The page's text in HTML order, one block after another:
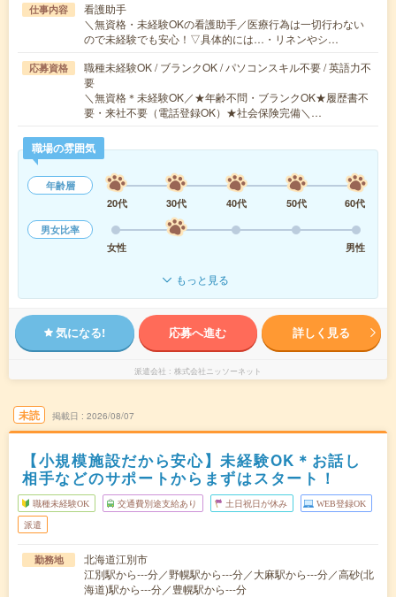
仕事内容
看護助手
＼無資格・未経験OKの看護助手／医療行為は一切行わない
ので未経験でも安心！▽具体的には…・リネンやシ…
応募資格
職種未経験OK / ブランクOK / パソコンスキル不要 / 英語力不
要
＼無資格＊未経験OK／★年齢不問・ブランクOK★履歴書不
要・来社不要（電話登録OK）★社会保険完備＼…
職場の雰囲気
年齢層
20代
30代 40代 50代
60代
男女比率
女性
男性
もっと見る
気になる! 応募へ進む 詳しく見る
派遣会社 株式会社ニッソーネット
未読 掲載日 2026/08/07
【小規模施設だから安心】未経験OK＊お話し
相手などのサポートからまずはスタート！
職種未経験OK 交通費別途支給あり 土日祝日が休み WEB登録OK
派遣
勤務地
北海道江別市
江別駅から---分／野幌駅から---分／大麻駅から---分／高砂(北
海道)駅から---分／豊幌駅から---分